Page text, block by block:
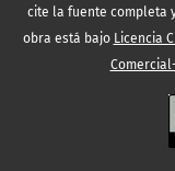
cite la fuente completa
obra está bajo Licencia